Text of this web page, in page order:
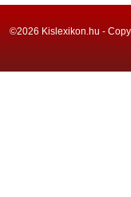
©2026 Kislexikon.hu -